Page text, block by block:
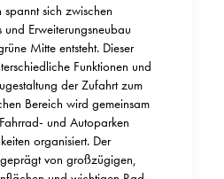
sich zwischen
und Erweiterungsneubau
Mitte entsteht. Dieser
Funktionen und
der Zufahrt zum
Bereich wird gemeinsam
und Autoparken
organisiert. Der
von großzügigen,